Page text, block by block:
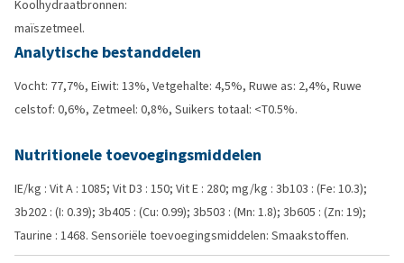
Koolhydraatbronnen:
maïszetmeel.
Analytische bestanddelen
Vocht: 77,7%, Eiwit: 13%, Vetgehalte: 4,5%, Ruwe as: 2,4%, Ruwe
celstof: 0,6%, Zetmeel: 0,8%, Suikers totaal: <T0.5%.
Nutritionele toevoegingsmiddelen
IE/kg : Vit A : 1085; Vit D3 : 150; Vit E : 280; mg/kg : 3b103 : (Fe: 10.3);
3b202 : (I: 0.39); 3b405 : (Cu: 0.99); 3b503 : (Mn: 1.8); 3b605 : (Zn: 19);
Taurine : 1468. Sensoriële toevoegingsmiddelen: Smaakstoffen.